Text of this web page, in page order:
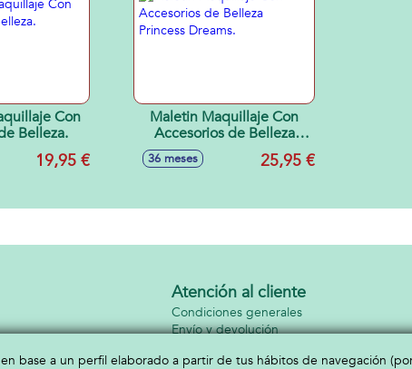
Con
Belleza.
19,95 €
Maletin Maquillaje Con
Accesorios de Belleza
Princess Dreams.
36 meses 25,95 €
Atención al cliente
Condiciones generales
Envío y devolución
base a un perfil elaborado a partir de tus hábitos de navegación